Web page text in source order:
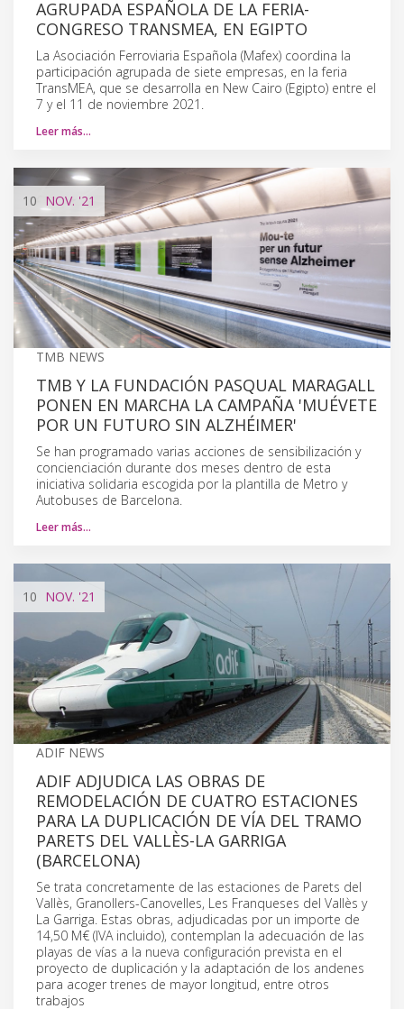
AGRUPADA ESPAÑOLA DE LA FERIA-
CONGRESO TRANSMEA, EN EGIPTO
La Asociación Ferroviaria Española (Mafex) coordina la
participación agrupada de siete empresas, en la feria
TransMEA, que se desarrolla en New Cairo (Egipto) entre el
7 y el 11 de noviembre 2021.
Leer más…
10 NOV. '21
TMB NEWS
TMB Y LA FUNDACIÓN PASQUAL MARAGALL
PONEN EN MARCHA LA CAMPAÑA 'MUÉVETE
POR UN FUTURO SIN ALZHÉIMER'
Se han programado varias acciones de sensibilización y
concienciación durante dos meses dentro de esta
iniciativa solidaria escogida por la plantilla de Metro y
Autobuses de Barcelona.
Leer más…
10 NOV. '21
ADIF NEWS
ADIF ADJUDICA LAS OBRAS DE
REMODELACIÓN DE CUATRO ESTACIONES
PARA LA DUPLICACIÓN DE VÍA DEL TRAMO
PARETS DEL VALLÈS-LA GARRIGA
(BARCELONA)
Se trata concretamente de las estaciones de Parets del
Vallès, Granollers-Canovelles, Les Franqueses del Vallès y
La Garriga. Estas obras, adjudicadas por un importe de
14,50 M€ (IVA incluido), contemplan la adecuación de las
playas de vías a la nueva configuración prevista en el
proyecto de duplicación y la adaptación de los andenes
para acoger trenes de mayor longitud, entre otros
trabajos